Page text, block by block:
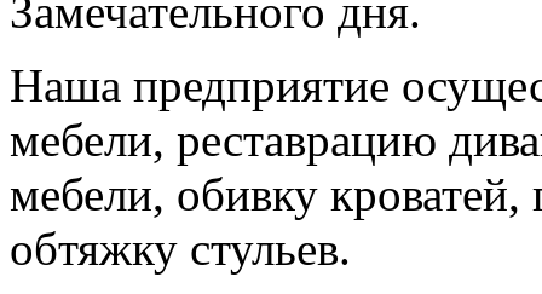
Замечательного дня.
Наша предприятие
мебели, реставрацию
мебели, обивку
обтяжку стульев.